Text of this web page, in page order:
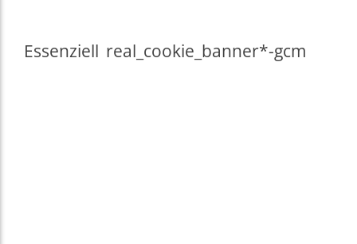
Essenziell real_cookie_banner*-gcm